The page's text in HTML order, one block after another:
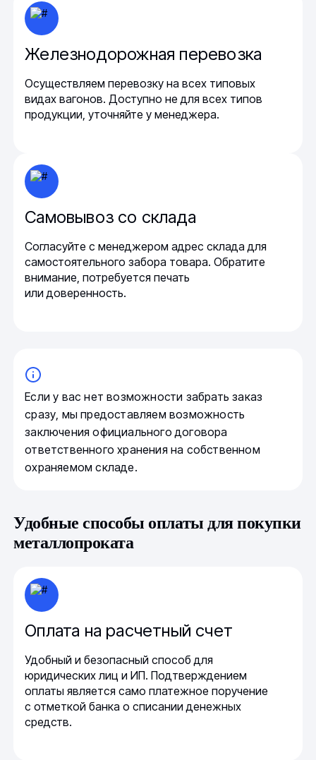
Железнодорожная перевозка
Осуществляем перевозку на всех типовых
видах вагонов. Доступно не для всех типов
продукции, уточняйте у менеджера.
Самовывоз со склада
Согласуйте с менеджером адрес склада для
самостоятельного забора товара. Обратите
внимание, потребуется печать
или доверенность.
Если у вас нет возможности забрать заказ
сразу, мы предоставляем возможность
заключения официального договора
ответственного хранения на собственном
охраняемом складе.
Удобные способы оплаты для покупки
металлопроката
Оплата на расчетный счет
Удобный и безопасный способ для
юридических лиц и ИП. Подтверждением
оплаты является само платежное поручение
с отметкой банка о списании денежных
средств.